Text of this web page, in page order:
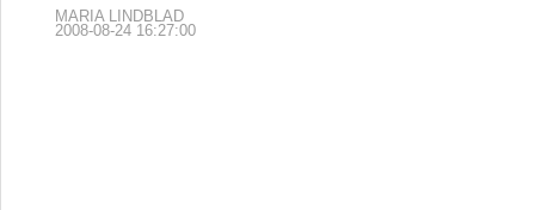
MARIA LINDBLAD
2008-08-24 16:27:00